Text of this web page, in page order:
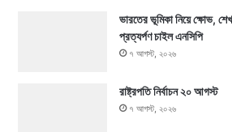
ভারতের ভূমিকা নিয়ে ক্ষোভ, শেখ
প্রত্যর্পণ চাইল এনসিপি
৭ আগস্ট, ২০২৬
রাষ্ট্রপতি নির্বাচন ২০ আগস্ট
৭ আগস্ট, ২০২৬